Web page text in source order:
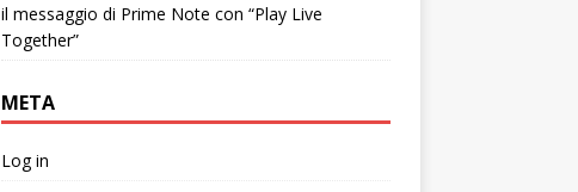
il messaggio di Prime Note con “Play Live
Together”
META
Log in